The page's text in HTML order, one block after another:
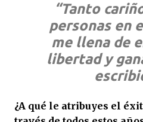
“Tanto
personas en
me llena de
libertad y
¿A qué le atribuyes el